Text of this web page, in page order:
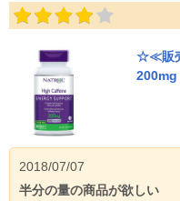
☆≪販
2018/07/07
半分の量の商品が欲しい